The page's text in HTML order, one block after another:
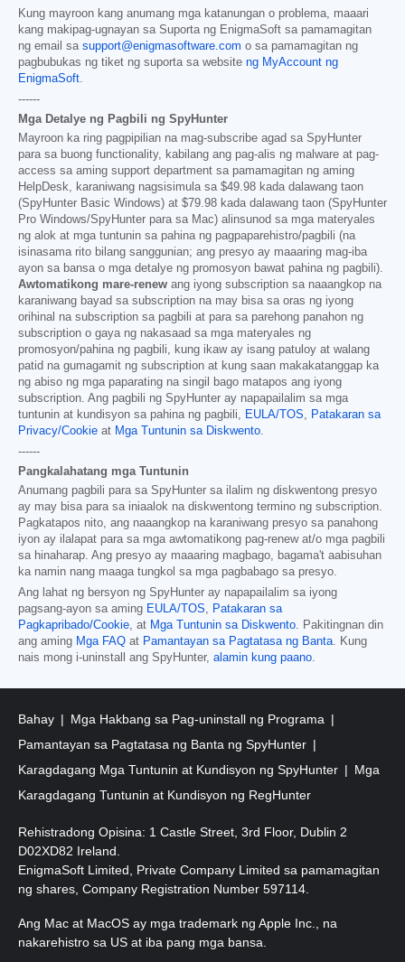
Kung mayroon kang anumang mga katanungan o problema, maaari
kang makipag-ugnayan sa Suporta ng EnigmaSoft sa pamamagitan
ng email sa support@enigmasoftware.com o sa pamamagitan ng
pagbubukas ng tiket ng suporta sa website ng MyAccount ng
EnigmaSoft.
------
Mga Detalye ng Pagbili ng SpyHunter
Mayroon ka ring pagpipilian na mag-subscribe agad sa SpyHunter
para sa buong functionality, kabilang ang pag-alis ng malware at pag-
access sa aming support department sa pamamagitan ng aming
HelpDesk, karaniwang nagsisimula sa $49.98 kada dalawang taon
(SpyHunter Basic Windows) at $79.98 kada dalawang taon (SpyHunter
Pro Windows/SpyHunter para sa Mac) alinsunod sa mga materyales
ng alok at mga tuntunin sa pahina ng pagpaparehistro/pagbili (na
isinasama rito bilang sanggunian; ang presyo ay maaaring mag-iba
ayon sa bansa o mga detalye ng promosyon bawat pahina ng pagbili).
Awtomatikong mare-renew ang iyong subscription sa naaangkop na
karaniwang bayad sa subscription na may bisa sa oras ng iyong
orihinal na subscription sa pagbili at para sa parehong panahon ng
subscription o gaya ng nakasaad sa mga materyales ng
promosyon/pahina ng pagbili, kung ikaw ay isang patuloy at walang
patid na gumagamit ng subscription at kung saan makakatanggap ka
ng abiso ng mga paparating na singil bago matapos ang iyong
subscription. Ang pagbili ng SpyHunter ay napapailalim sa mga
tuntunin at kundisyon sa pahina ng pagbili, EULA/TOS, Patakaran sa
Privacy/Cookie at Mga Tuntunin sa Diskwento.
------
Pangkalahatang mga Tuntunin
Anumang pagbili para sa SpyHunter sa ilalim ng diskwentong presyo
ay may bisa para sa iniaalok na diskwentong termino ng subscription.
Pagkatapos nito, ang naaangkop na karaniwang presyo sa panahong
iyon ay ilalapat para sa mga awtomatikong pag-renew at/o mga pagbili
sa hinaharap. Ang presyo ay maaaring magbago, bagama't aabisuhan
ka namin nang maaga tungkol sa mga pagbabago sa presyo.
Ang lahat ng bersyon ng SpyHunter ay napapailalim sa iyong
pagsang-ayon sa aming EULA/TOS, Patakaran sa
Pagkapribado/Cookie, at Mga Tuntunin sa Diskwento. Pakitingnan din
ang aming Mga FAQ at Pamantayan sa Pagtatasa ng Banta. Kung
nais mong i-uninstall ang SpyHunter, alamin kung paano.
Bahay
Mga Hakbang sa Pag-uninstall ng Programa
Pamantayan sa Pagtatasa ng Banta ng SpyHunter
Karagdagang Mga Tuntunin at Kundisyon ng SpyHunter
Mga
Karagdagang Tuntunin at Kundisyon ng RegHunter
Rehistradong Opisina: 1 Castle Street, 3rd Floor, Dublin 2
D02XD82 Ireland.
EnigmaSoft Limited, Private Company Limited sa pamamagitan
ng shares, Company Registration Number 597114.
Ang Mac at MacOS ay mga trademark ng Apple Inc., na
nakarehistro sa US at iba pang mga bansa.